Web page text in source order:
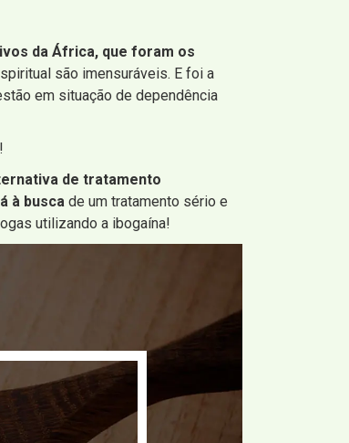
da África, que foram os
são imensuráveis. E foi a
em situação de dependência
de tratamento
à busca de um tratamento sério e
utilizando a ibogaína!